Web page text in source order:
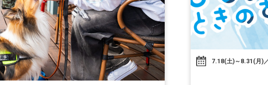
7.18(土)～8.31(月)